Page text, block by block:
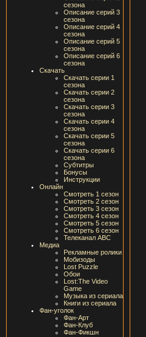
сезона
Описание серий 3
сезона
Описание серий 4
сезона
Описание серий 5
сезона
Описание серий 6
сезона
Скачать
Скачать серии 1
сезона
Скачать серии 2
сезона
Скачать серии 3
сезона
Скачать серии 4
сезона
Скачать серии 5
сезона
Скачать серии 6
сезона
Субтитры
Бонусы
Инструкции
Онлайн
Смотреть 1 сезон
Смотреть 2 сезон
Смотреть 3 сезон
Смотреть 4 сезон
Смотреть 5 сезон
Смотреть 6 сезон
Телеканал ABC
Медиа
Рекламные ролики
Мобизоды
Lost Puzzle
Обои
Lost:The Video
Game
Музыка из сериала
Книги из сериала
Фан-уголок
Фан-Арт
Фан-Клуб
Фан-Фикшн